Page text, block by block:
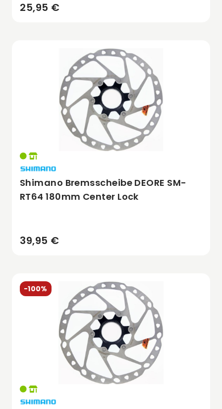
25,95 €
Shimano Bremsscheibe DEORE SM-
RT64 180mm Center Lock
39,95 €
-100%